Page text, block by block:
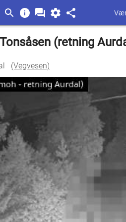
(retning
(Vegvesen)